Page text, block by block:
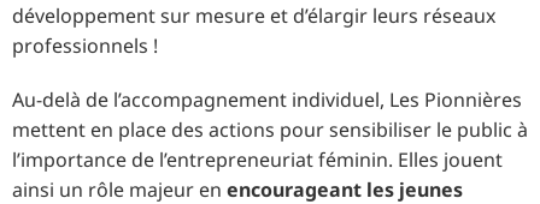
développement sur mesure et d’élargir leurs réseaux
professionnels !
Au-delà de l’accompagnement individuel, Les Pionnières
mettent en place des actions pour sensibiliser le public à
l’importance de l’entrepreneuriat féminin. Elles jouent
ainsi un rôle majeur en encourageant les jeunes